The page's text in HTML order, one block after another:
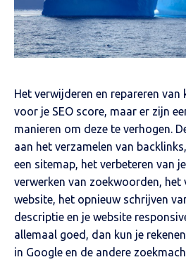
Het verwijderen en repareren
voor je SEO score, maar er zijn
manieren om deze te verhogen.
aan het verzamelen van
een sitemap, het verbeteren van
verwerken van zoekwoorden, het
website, het opnieuw schrijven
descriptie en je website
allemaal goed, dan kun je
in Google en de andere